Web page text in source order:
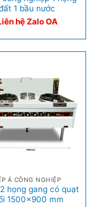
1 bầu nước
hệ Zalo OA
Á CÔNG NGHIỆP
họng gang có quạt
1500×900 mm